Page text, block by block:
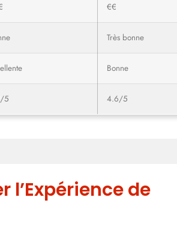
€€
Très bonne
Bonne
5 4.6/5
l’Expérience de